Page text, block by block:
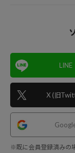
LINE
X (旧
※既に会員登録済みの